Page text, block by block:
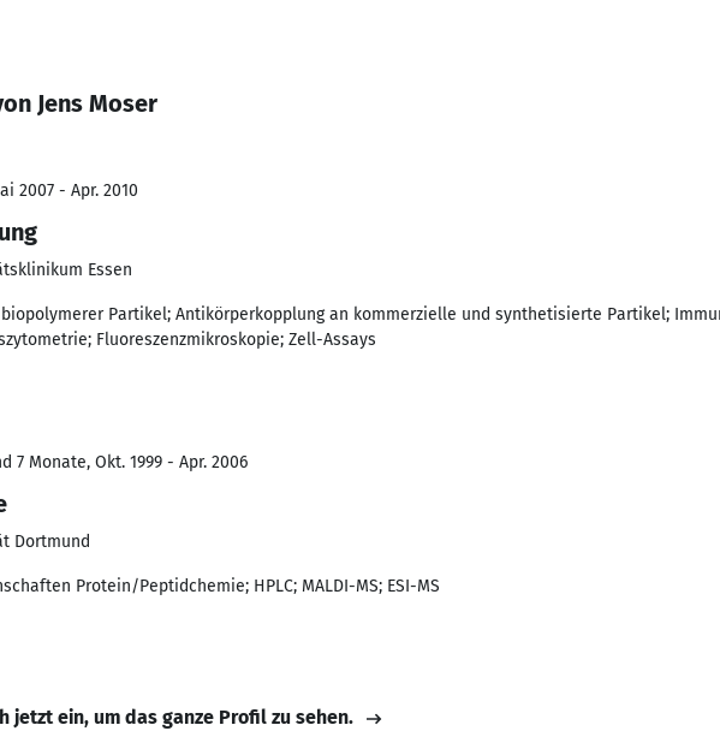
Jens Moser
2007 - Apr. 2010
Essen
Partikel; Antikörperkopplung an kommerzielle und synthetisierte Partikel;
Fluoreszenzmikroskopie; Zell-Assays
7 Monate, Okt. 1999 - Apr. 2006
Dortmund
Protein/Peptidchemie; HPLC; MALDI-MS; ESI-MS
jetzt ein, um das ganze Profil zu sehen.